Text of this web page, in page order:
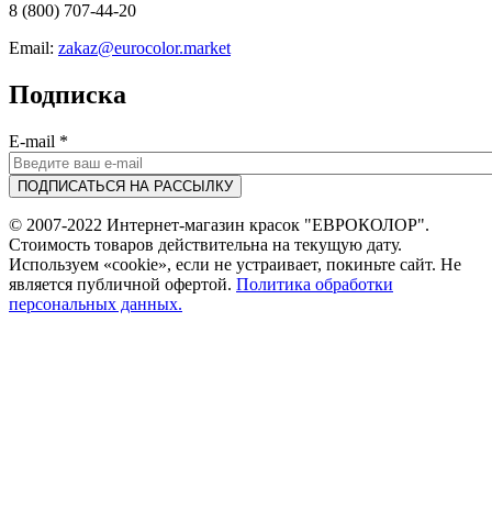
8 (800) 707-44-20
Email: zakaz@eurocolor.market
Подписка
E-mail *
© 2007-2022 Интернет-магазин красок "ЕВРОКОЛОР".
Стоимость товаров действительна на текущую дату.
Используем «cookie», если не устраивает, покиньте сайт. Не
является публичной офертой. Политика обработки
персональных данных.